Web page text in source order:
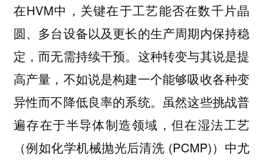
在HVM中，关键在于工艺能否在数千片晶
圆、多台设备以及更长的生产周期内保持稳
定，而无需持续干预。这种转变与其说是提
高产量，不如说是构建一个能够吸收各种变
异性而不降低良率的系统。虽然这些挑战普
遍存在于半导体制造领域，但在湿法工艺
（例如化学机械抛光后清洗 (PCMP)）中尤